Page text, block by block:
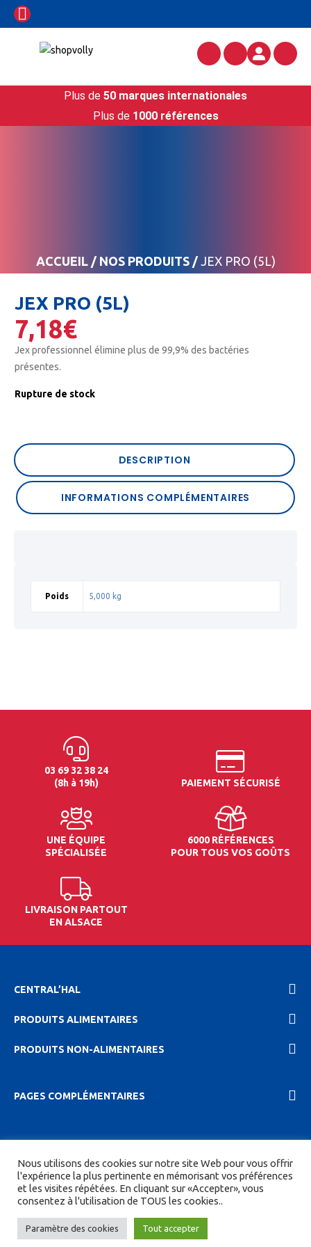
Plus de 50 marques internationales
Plus de 1000 références
ACCUEIL/ NOS PRODUITS/ JEX PRO (5L)
JEX PRO (5L)
7,18€
Jex professionnel élimine plus de 99,9% des bactéries
présentes.
Rupture de stock
DESCRIPTION
INFORMATIONS COMPLÉMENTAIRES
Poids 5,000 kg
03 69 32 38 24
(8h à 19h)
PAIEMENT SÉCURISÉ
UNE ÉQUIPE
SPÉCIALISÉE
6000 RÉFÉRENCES
POUR TOUS VOS GOÛTS
LIVRAISON PARTOUT
EN ALSACE
CENTRAL’HAL
PRODUITS ALIMENTAIRES
PRODUITS NON-ALIMENTAIRES
PAGES COMPLÉMENTAIRES
confidentionalité| CGV| Tous droits réservés.
Site réalisé parDIGITICS etJoan HAEGELE
Nous utilisons des cookies sur notre site Web pour vous offrir
l'expérience la plus pertinente en mémorisant vos préférences
et les visites répétées. En cliquant sur «Accepter», vous
consentez à l'utilisation de TOUS les cookies..
Paramètre des cookies Tout accepter